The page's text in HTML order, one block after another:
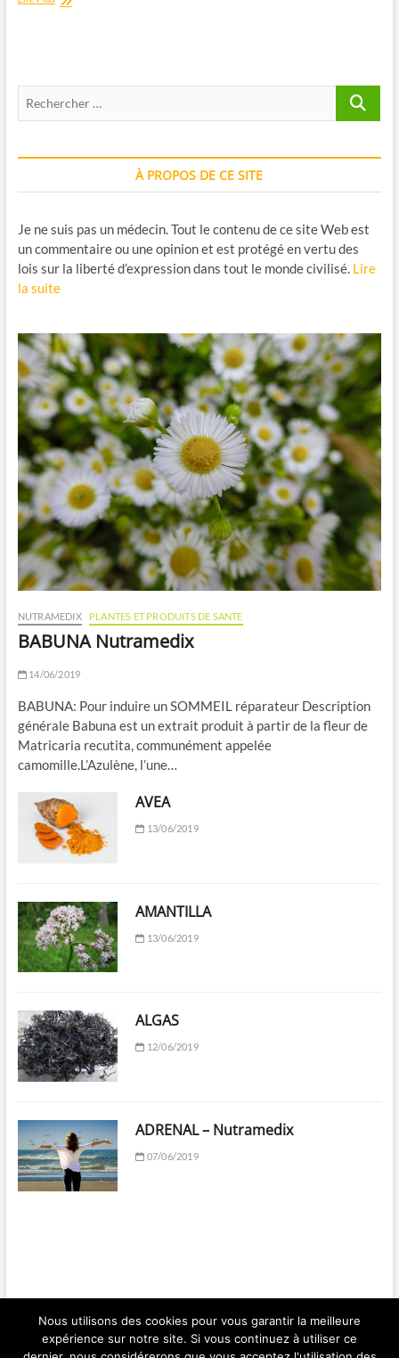
À PROPOS DE CE SITE
Je ne suis pas un médecin. Tout le contenu de ce site Web est
un commentaire ou une opinion et est protégé en vertu des
lois sur la liberté d’expression dans tout le monde civilisé. Lire
la suite
NUTRAMEDIX PLANTES ET PRODUITS DE SANTE
BABUNA Nutramedix
14/06/2019
BABUNA: Pour induire un SOMMEIL réparateur Description
générale Babuna est un extrait produit à partir de la fleur de
Matricaria recutita, communément appelée
camomille.L’Azulène, l’une…
AVEA
13/06/2019
AMANTILLA
13/06/2019
ALGAS
12/06/2019
ADRENAL – Nutramedix
07/06/2019
Ma Santé par les Plantes | Franck BERGER | 2018 © Copyright All right
Nous utilisons des cookies pour vous garantir la meilleure
expérience sur notre site. Si vous continuez à utiliser ce